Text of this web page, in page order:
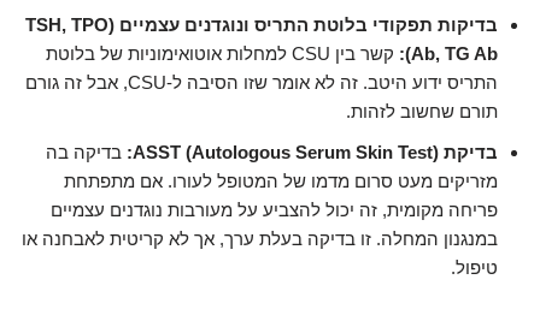
בדיקות תפקודי בלוטת התריס ונוגדנים עצמיים (TSH, TPO
Ab, TG Ab):
קשר בין CSU למחלות אוטואימוניות של בלוטת
התריס ידוע היטב. זה לא אומר שזו הסיבה ל-CSU, אבל זה גורם
תורם שחשוב לזהות.
בדיקת ASST (Autologous Serum Skin Test):
בדיקה בה
מזריקים מעט סרום מדמו של המטופל לעורו. אם מתפתחת
פריחה מקומית, זה יכול להצביע על מעורבות נוגדנים עצמיים
במנגנון המחלה. זו בדיקה בעלת ערך, אך לא קריטית לאבחנה או
טיפול.